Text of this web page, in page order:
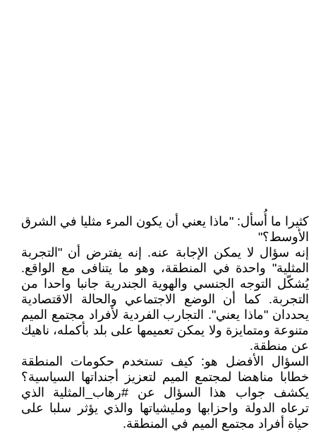
كثيرا ما أُسأل: "ماذا يعني أن يكون المرء مثليا في الشرق
الأوسط؟"
إنه سؤال لا يمكن الإجابة عنه. إنه يفترض أن "التجربة
المثلية" واحدة في المنطقة، وهو ما يتنافى مع الواقع.
يُشكّل التوجه الجنسي والهوية الجندرية جانبا واحدا من
التجربة. كما أن الوضع الاجتماعي والحالة الاقتصادية
يحددان "ماذا يعني". التجارب الفردية لأفراد مجتمع الميم
متنوعة ومتمايزة ولا يمكن تعميمها على بلد بأكمله، ناهيك
عن منطقة.
السؤال الأفضل هو: كيف تستخدم حكومات المنطقة
خطابا مناهضا لمجتمع الميم لتعزيز أجنداتها السياسية؟
يكشف جواب هذا السؤال عن #رهاب_المثلية الذي
ترعاه الدولة واحزابها ومليشياتها والذي يؤثر سلبا على
حياة أفراد مجتمع الميم في المنطقة.